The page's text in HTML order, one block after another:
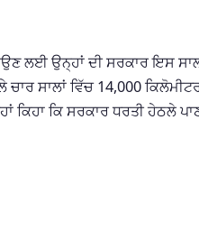
ਲਈ ਉਨ੍ਹਾਂ ਦੀ ਸਰਕਾਰ ਇਸ
ਸਾਲਾਂ ਵਿੱਚ 14,000
ਕਿਹਾ ਕਿ ਸਰਕਾਰ ਧਰਤੀ ਹੇਠਲੇ